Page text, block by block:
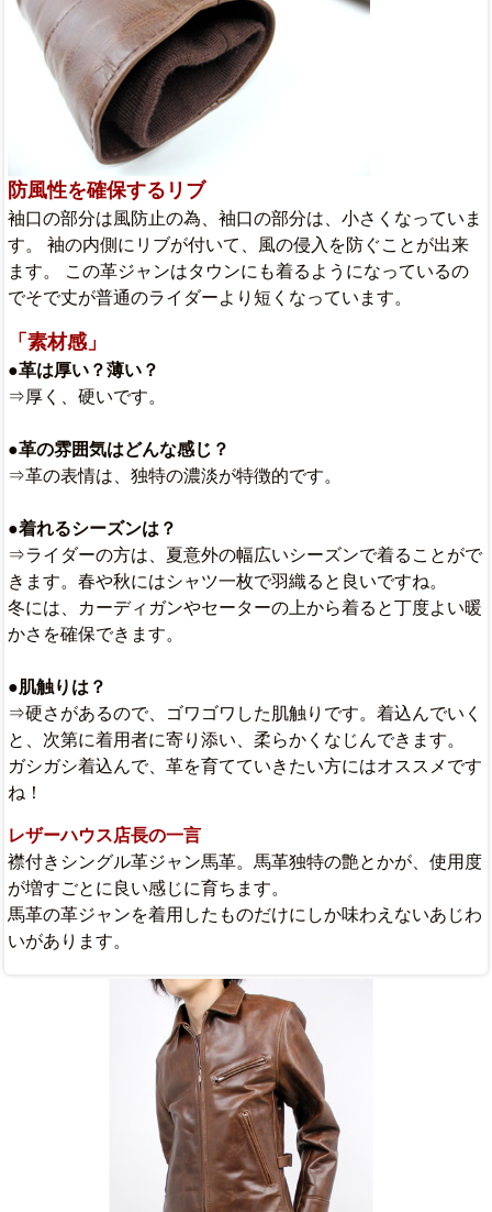
防風性を確保するリブ
袖口の部分は風防止の為、袖口の部分は、小さくなっていま
す。 袖の内側にリブが付いて、風の侵入を防ぐことが出来
ます。 この革ジャンはタウンにも着るようになっているの
でそで丈が普通のライダーより短くなっています。
「素材感」
●革は厚い？薄い？
⇒厚く、硬いです。
●革の雰囲気はどんな感じ？
⇒革の表情は、独特の濃淡が特徴的です。
●着れるシーズンは？
⇒ライダーの方は、夏意外の幅広いシーズンで着ることがで
きます。春や秋にはシャツ一枚で羽織ると良いですね。
冬には、カーディガンやセーターの上から着ると丁度よい暖
かさを確保できます。
●肌触りは？
⇒硬さがあるので、ゴワゴワした肌触りです。着込んでいく
と、次第に着用者に寄り添い、柔らかくなじんできます。
ガシガシ着込んで、革を育てていきたい方にはオススメです
ね！
レザーハウス店長の一言
襟付きシングル革ジャン馬革。馬革独特の艶とかが、使用度
が増すごとに良い感じに育ちます。
馬革の革ジャンを着用したものだけにしか味わえないあじわ
いがあります。